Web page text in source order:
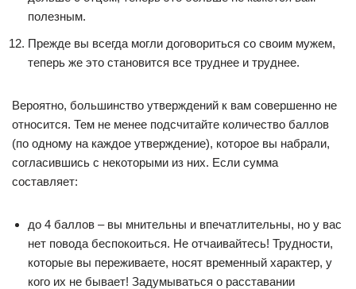
полезным.
Прежде вы всегда могли договориться со своим мужем,
теперь же это становится все труднее и труднее.
Вероятно, большинство утверждений к вам совершенно не
относится. Тем не менее подсчитайте количество баллов
(по одному на каждое утверждение), которое вы набрали,
согласившись с некоторыми из них. Если сумма
составляет:
до 4 баллов – вы мнительны и впечатлительны, но у вас
нет повода беспокоиться. Не отчаивайтесь! Трудности,
которые вы переживаете, носят временный характер, у
кого их не бывает! Задумываться о расставании